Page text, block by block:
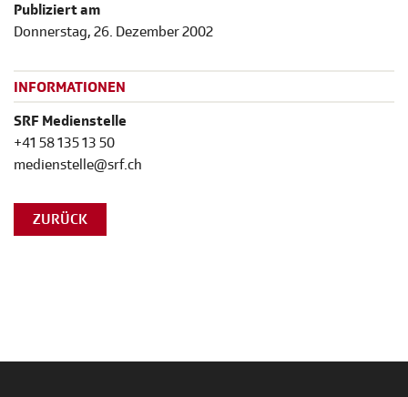
Publiziert am
Donnerstag, 26. Dezember 2002
INFORMATIONEN
SRF Medienstelle
+41 58 135 13 50
medienstelle@srf.ch
ZURÜCK